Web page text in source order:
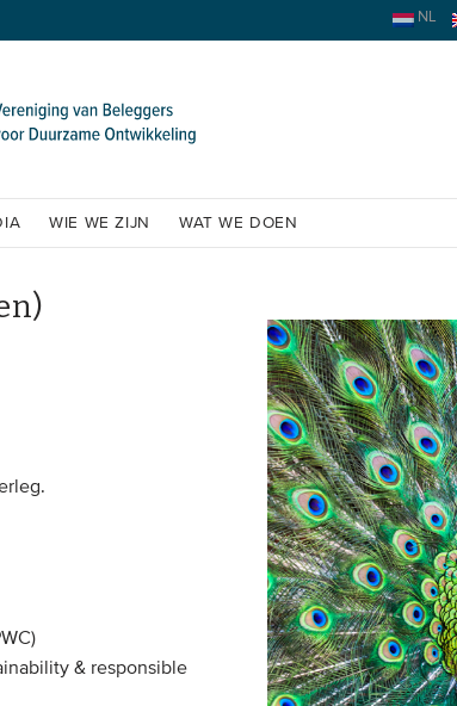
NL
WIE WE ZIJN WAT WE DOEN
& responsible